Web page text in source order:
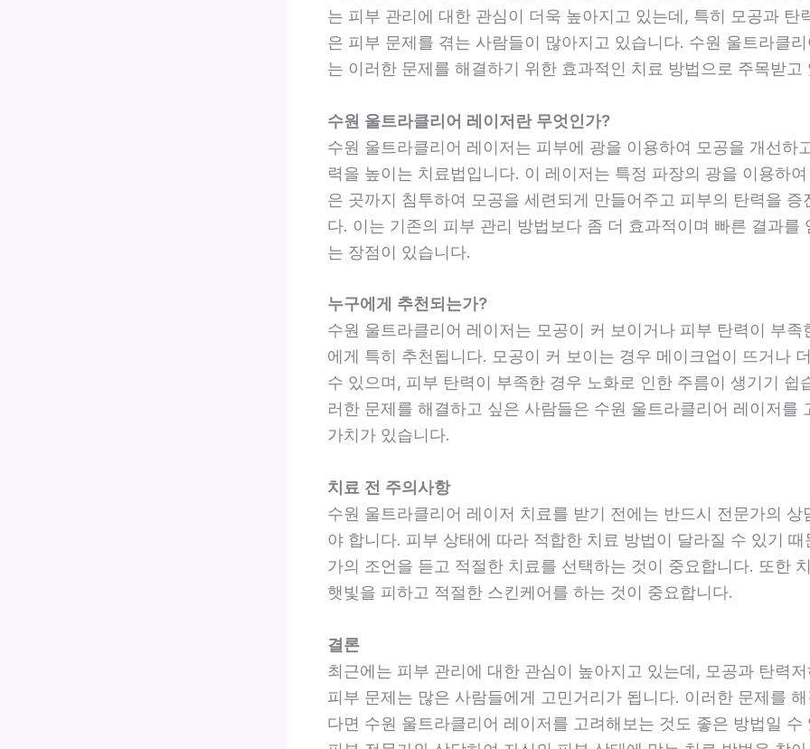
는 피부 관리에 대한 관심이 더욱 높아지고 있는데, 특히 모공과 탄
은 피부 문제를 겪는 사람들이 많아지고 있습니다. 수원 울트라클
는 이러한 문제를 해결하기 위한 효과적인 치료 방법으로 주목받고
수원 울트라클리어 레이저란 무엇인가?
수원 울트라클리어 레이저는 피부에 광을 이용하여 모공을 개선하
력을 높이는 치료법입니다. 이 레이저는 특정 파장의 광을 이용하
은 곳까지 침투하여 모공을 세련되게 만들어주고 피부의 탄력을 증
다. 이는 기존의 피부 관리 방법보다 좀 더 효과적이며 빠른 결과를
는 장점이 있습니다.
누구에게 추천되는가?
수원 울트라클리어 레이저는 모공이 커 보이거나 피부 탄력이 부족
에게 특히 추천됩니다. 모공이 커 보이는 경우 메이크업이 뜨거나
수 있으며, 피부 탄력이 부족한 경우 노화로 인한 주름이 생기기 쉽
러한 문제를 해결하고 싶은 사람들은 수원 울트라클리어 레이저를
가치가 있습니다.
치료 전 주의사항
수원 울트라클리어 레이저 치료를 받기 전에는 반드시 전문가의 상
야 합니다. 피부 상태에 따라 적합한 치료 방법이 달라질 수 있기 때
가의 조언을 듣고 적절한 치료를 선택하는 것이 중요합니다. 또한
햇빛을 피하고 적절한 스킨케어를 하는 것이 중요합니다.
결론
최근에는 피부 관리에 대한 관심이 높아지고 있는데, 모공과 탄력
피부 문제는 많은 사람들에게 고민거리가 됩니다. 이러한 문제를
다면 수원 울트라클리어 레이저를 고려해보는 것도 좋은 방법일 수